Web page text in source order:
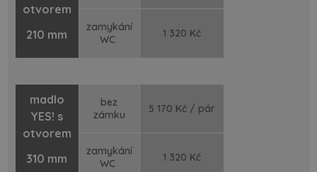
otvorem
210 mm
zamykání
WC
1 320 Kč
madlo
YES! s
otvorem
310 mm
bez
zámku
5 170 Kč / pár
zamykání
WC
1 320 Kč